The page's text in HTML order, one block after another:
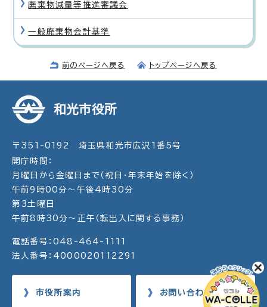
廃棄物減量等推進審議会
一般廃棄物会計基準
前のページへ戻る トップページへ戻る
和光市役所
〒351-0192 埼玉県和光市広沢1番5号
開庁時間：
月曜日から金曜日まで（祝日・年末年始を除く）
午前9時00分～午後4時30分
第3土曜日
午前8時30分～正午（転出入に関する事務）
電話番号：048-464-1111
法人番号：4000020112291
市役所案内 お問い合わせ